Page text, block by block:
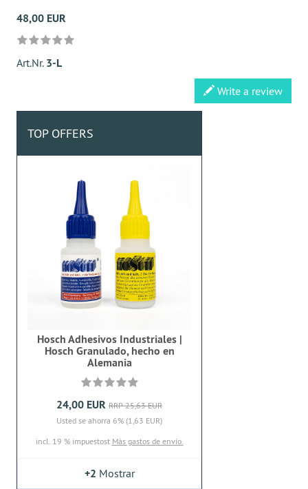
48,00 EUR
Art.Nr. 3-L
Write a review
TOP OFFERS
Hosch Adhesivos Industriales |
Hosch Granulado, hecho en
Alemania
24,00 EUR RRP 25,63 EUR
Usted se ahorra 6% (1,63 EUR)
incl. 19 % impuestost Más gastos de envío.
+2 Mostrar